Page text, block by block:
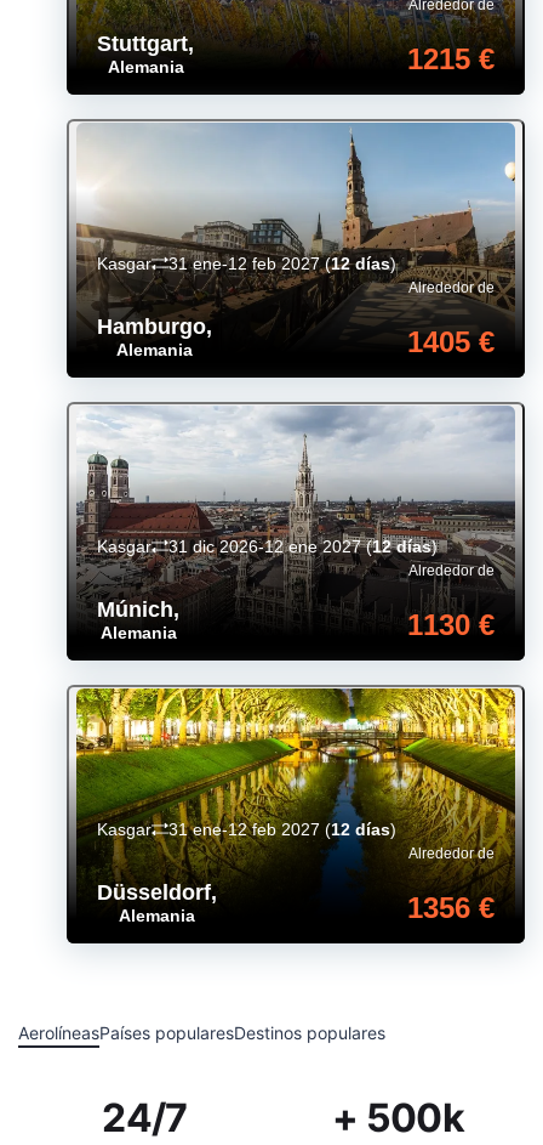
Stuttgart,
Alemania
Alrededor de
1215 €
Hamburgo,
Alemania
Alrededor de
1405 €
Kasgar 31 ene-12 feb 2027(12 días)
Múnich,
Alemania
Alrededor de
1130 €
Kasgar 31 dic 2026-12 ene 2027(12 días)
Düsseldorf,
Alemania
Alrededor de
1356 €
Kasgar 31 ene-12 feb 2027 (12 días)
AerolíneasPaíses popularesDestinos populares
24/7 + 500k